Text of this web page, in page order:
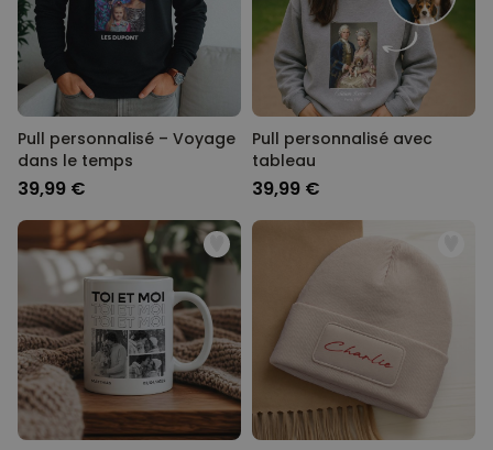
Pull personnalisé – Voyage
dans le temps
39,99 €
Pull personnalisé avec
tableau
39,99 €